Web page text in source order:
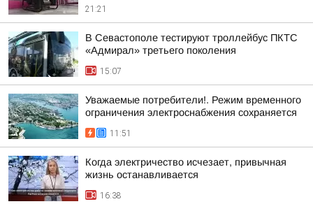
21:21
В Севастополе тестируют троллейбус ПКТС
«Адмирал» третьего поколения
15:07
Уважаемые потребители!. Режим временного
ограничения электроснабжения сохраняется
11:51
Когда электричество исчезает, привычная
жизнь останавливается
16:38